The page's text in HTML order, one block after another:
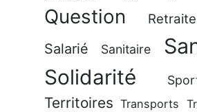
Question
Salarié Sanitaire
Solidarité
Territoires Transports